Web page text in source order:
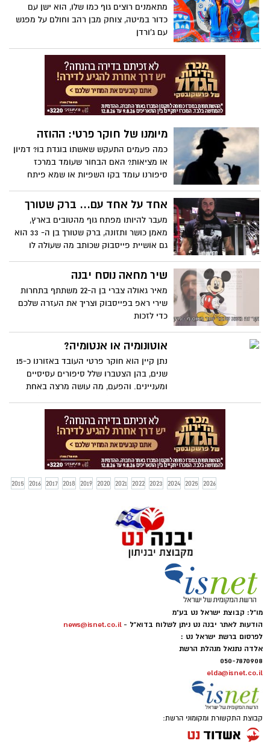
מתאמנים רוצים גוף כמו שלו, הוא ישן עם
כדור במיטה, צוחק מבן רהב וחולם על מפגש
עם ג'ורדן
מיומנו של חוקר פרטי: ההוזה
כמה פעמים התעקש שאשתו בוגדת בו? דמיון
או מציאות? האם הבחור שעומד במרכז
סיפורנו עומד בקו השפיות או שמא פיתח
היוצר של קיין חקירות...
אחד על אחד עם... ברק שטורך
מעבר להיותו מפתח גוף מהטובים בארץ,
מאמן כושר ותזונה, ברק שטורך בן ה- 33 הוא
גם אושיית פייסבוק שכותב מה שעולה לו
תשובה שלו בצבע
שיר מחאה נוסח יבנה
מאיר גאולה צברי בן ה-22 משתתף בתחרות
שירי ראפ בפייסבוק וצריך את העזרה שלכם
כדי לזכות
אוטונומיה או אנטומיה?
נתן קיין הוא חוקר פרטי העובד באזורנו כ-15
שנים, בהן הצטברו שלל סיפורים עסיסיים
ומעניינים. והפעם, מה עושה מרצה באחת
כשהיא לא מלמדת?
2015 2016 2017 2018 2019 2020 2021 2022 2023 2024 2025 2026
מו"ל: קבוצת ישראל נט בע"מ
הודעות לאתר יבנה נט ניתן לשלוח בדוא"ל - news@isnet.co.il
לפרסום ברשת ישראל נט :
אלדה נתנאל מנהלת הרשת
050-7870908
elda@isnet.co.il
קבוצת התקשורת ומקומוני הרשת: